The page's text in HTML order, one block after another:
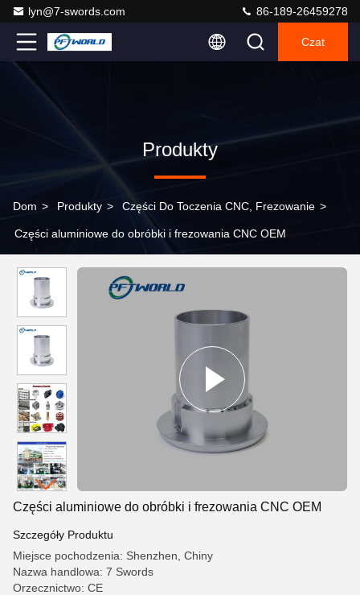
lyn@7-swords.com 86-189-26459278
Czat
Produkty
Dom > Produkty > Części Do Toczenia CNC, Frezowanie >
Części aluminiowe do obróbki i frezowania CNC OEM
Części aluminiowe do obróbki i frezowania CNC OEM
Szczegóły Produktu
Miejsce pochodzenia: Shenzhen, Chiny
Nazwa handlowa: 7 Swords
Orzecznictwo: CE